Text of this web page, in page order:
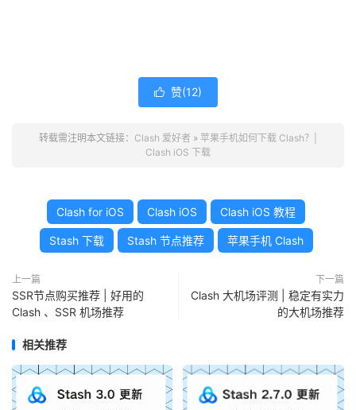
 赞(12)
转载需注明本文链接： Clash 爱好者 » 苹果手机如何下载 Clash？|
Clash iOS 下载
Clash for iOS Clash iOS Clash iOS 教程
Stash 下载 Stash 节点推荐 苹果手机 Clash
上一篇
SSR节点购买推荐 | 好用的
Clash 、SSR 机场推荐
下一篇
Clash 大机场评测 | 稳定有实力
的大机场推荐
相关推荐